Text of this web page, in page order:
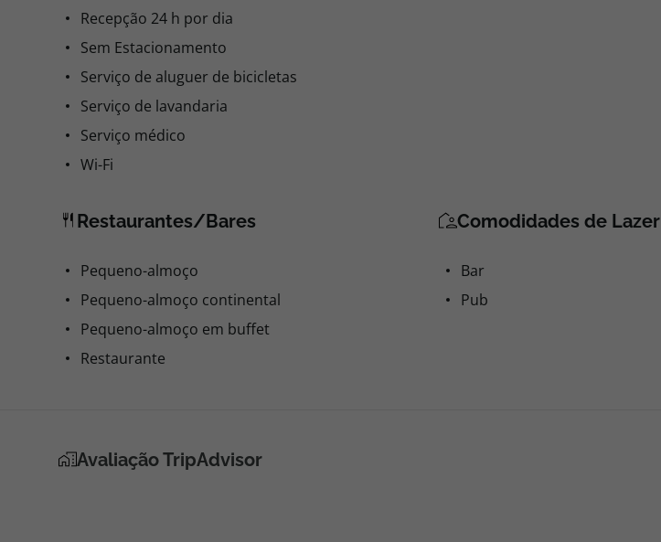
Recepção 24 h por dia
Sem Estacionamento
Serviço de aluguer de bicicletas
Serviço de lavandaria
Serviço médico
Wi-Fi
Restaurantes/Bares
Pequeno-almoço
Pequeno-almoço continental
Pequeno-almoço em buffet
Restaurante
Comodidades de Lazer
Bar
Pub
Avaliação TripAdvisor